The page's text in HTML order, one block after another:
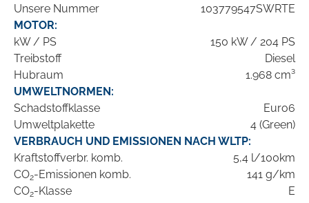
Unsere Nummer
103779547SWRTE
MOTOR:
kW / PS
150 kW / 204 PS
Treibstoff
Diesel
Hubraum
1.968 cm³
UMWELTNORMEN:
Schadstoffklasse
Euro6
Umweltplakette
4 (Green)
VERBRAUCH UND EMISSIONEN NACH WLTP:
Kraftstoffverbr. komb.
5,4 l/100km
CO2-Emissionen komb.
141 g/km
CO2-Klasse E